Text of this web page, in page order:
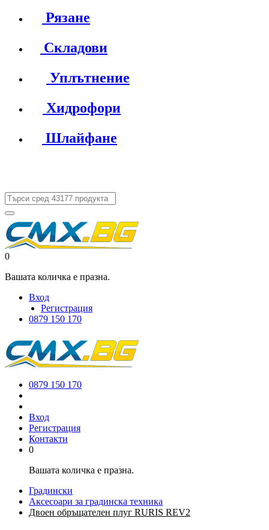
Рязане
Складови
Уплътнение
Хидрофори
Шлайфане
0
Вашата количка е празна.
Вход
Регистрация
0879 150 170
0879 150 170
Вход
Регистрация
Контакти
0
Вашата количка е празна.
Градински
Аксесоари за градинска техника
Двоен обръщателен плуг RURIS REV2